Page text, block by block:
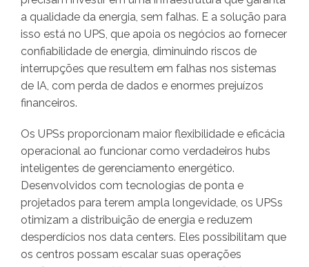
a qualidade da energia, sem falhas. E a solução para
isso está no UPS, que apoia os negócios ao fornecer
confiabilidade de energia, diminuindo riscos de
interrupções que resultem em falhas nos sistemas
de IA, com perda de dados e enormes prejuízos
financeiros.
Os UPSs proporcionam maior flexibilidade e eficácia
operacional ao funcionar como verdadeiros hubs
inteligentes de gerenciamento energético.
Desenvolvidos com tecnologias de ponta e
projetados para terem ampla longevidade, os UPSs
otimizam a distribuição de energia e reduzem
desperdícios nos data centers. Eles possibilitam que
os centros possam escalar suas operações